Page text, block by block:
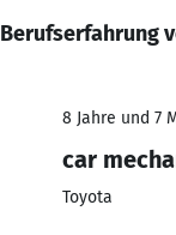
Berufserfahrung
8 Jahre und 7
car
Toyota